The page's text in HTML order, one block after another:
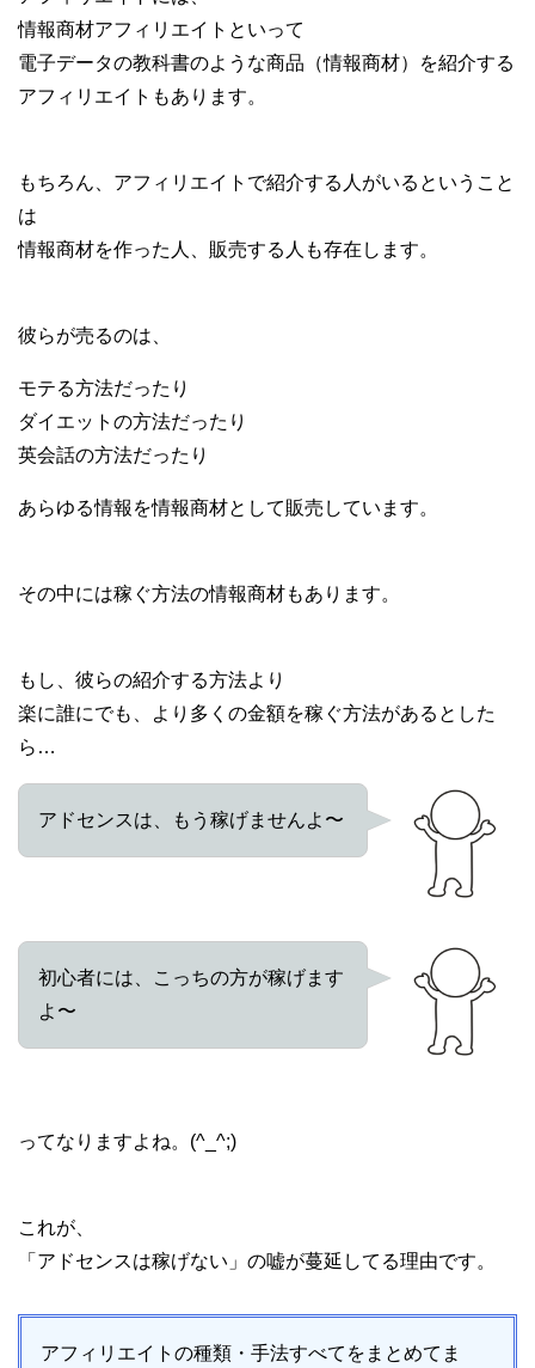
情報商材アフィリエイトといって
電子データの教科書のような商品（情報商材）を紹介する
アフィリエイトもあります。
もちろん、アフィリエイトで紹介する人がいるということ
は
情報商材を作った人、販売する人も存在します。
彼らが売るのは、
モテる方法だったり
ダイエットの方法だったり
英会話の方法だったり
あらゆる情報を情報商材として販売しています。
その中には稼ぐ方法の情報商材もあります。
もし、彼らの紹介する方法より
楽に誰にでも、より多くの金額を稼ぐ方法があるとした
ら…
アドセンスは、もう稼げませんよ〜
初心者には、こっちの方が稼げます
よ〜
ってなりますよね。(^_^;)
これが、
「アドセンスは稼げない」の嘘が蔓延してる理由です。
アフィリエイトの種類・手法すべてをまとめてま